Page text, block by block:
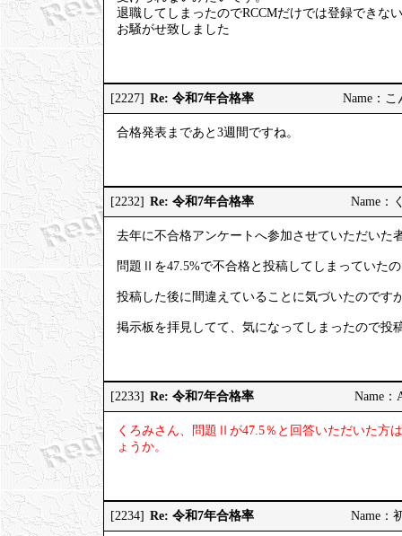
退職してしまったのでRCCMだけでは登録できな
お騒がせ致しました
[2227] Re: 令和7年合格率 Name：
合格発表まであと3週間ですね。
[2232] Re: 令和7年合格率 Name：
去年に不合格アンケートへ参加させていただいた
問題Ⅱを47.5%で不合格と投稿してしまっていた
投稿した後に間違えていることに気づいたのです
掲示板を拝見してて、気になってしまったので投
[2233] Re: 令和7年合格率 Name：
くろみさん、問題Ⅱが47.5％と回答いただいた方
ょうか。
[2234] Re: 令和7年合格率 Name：